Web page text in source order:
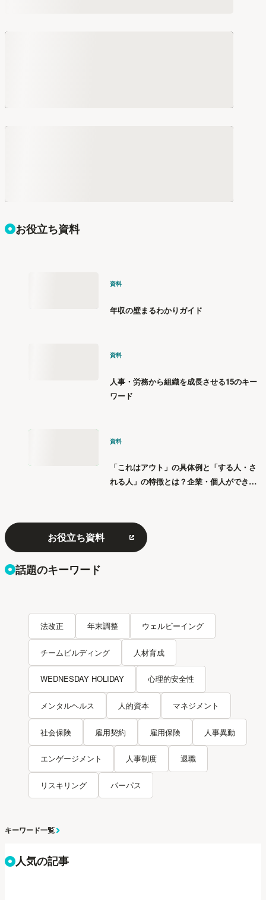
お役立ち資料
資料
年収の壁まるわかりガイド
資料
人事・労務から組織を成長させる15のキー
ワード
資料
「これはアウト」の具体例と「する人・さ
れる人」の特徴とは？企業・個人ができる
お役立ち資料
話題のキーワード
法改正 年末調整 ウェルビーイング
チームビルディング 人材育成
WEDNESDAY HOLIDAY 心理的安全性
メンタルヘルス 人的資本 マネジメント
社会保険 雇用契約 雇用保険 人事異動
エンゲージメント 人事制度 退職
リスキリング パーパス
キーワード一覧
人気の記事